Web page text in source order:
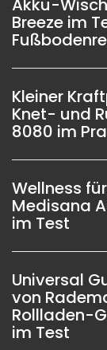
Akku-
Breeze im
Kleiner
Knet- und
8080 im
Wellness
Medisana
im Test
Universal
von
Rollladen-
im Test